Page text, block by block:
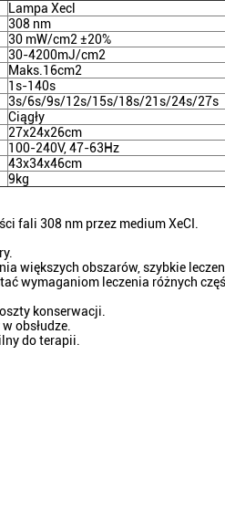
Lampa Xecl
308 nm
30 mW/cm2 ±20%
30-4200mJ/cm2
Maks.16cm2
1s-140s
3s/6s/9s/12s/15s/18s/21s/24s/27s
Ciągły
27x24x26cm
100-240V, 47-63Hz
43x34x46cm
9kg
fali 308 nm przez medium XeCI.
większych obszarów, szybkie
wymaganiom leczenia różnych
konserwacji.
obsłudze.
do terapii.